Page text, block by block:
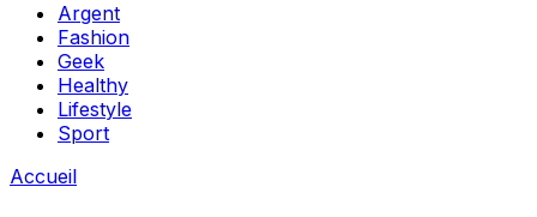
Argent
Fashion
Geek
Healthy
Lifestyle
Sport
Accueil